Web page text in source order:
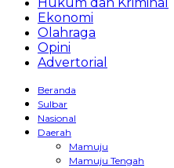
Ekonomi
Olahraga
Opini
Advertorial
Beranda
Sulbar
Nasional
Daerah
Mamuju
Mamuju Tengah